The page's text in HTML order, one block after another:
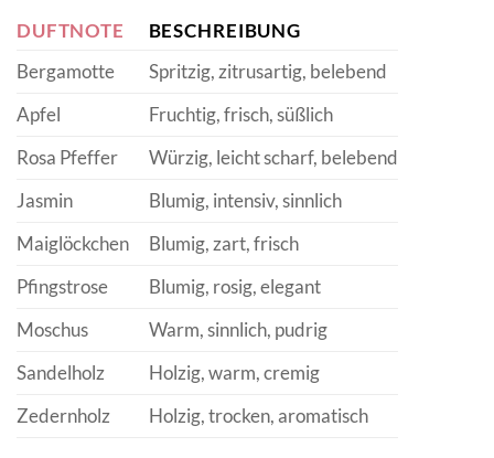
DUFTNOTE
BESCHREIBUNG
Bergamotte
Spritzig, zitrusartig, belebend
Apfel
Fruchtig, frisch, süßlich
Rosa Pfeffer
Würzig, leicht scharf, belebend
Jasmin
Blumig, intensiv, sinnlich
Maiglöckchen
Blumig, zart, frisch
Pfingstrose
Blumig, rosig, elegant
Moschus
Warm, sinnlich, pudrig
Sandelholz
Holzig, warm, cremig
Zedernholz
Holzig, trocken, aromatisch